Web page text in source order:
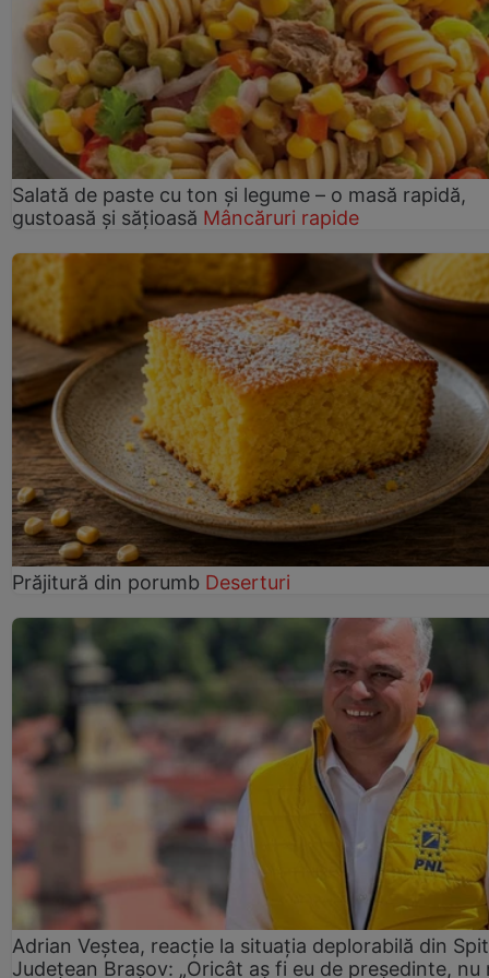
Salată de paste cu ton și legume – o masă rapidă,
gustoasă și sățioasă Mâncăruri rapide
Prăjitură din porumb Deserturi
Adrian Veștea, reacție la situația deplorabilă din
Județean Brașov: „Oricât aș fi eu de președinte, nu